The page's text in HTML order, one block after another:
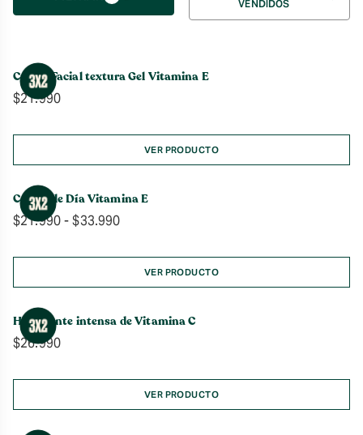
por
VENDIDOS
Crema Facial textura Gel Vitamina E
$21.990
VER PRODUCTO
Crema de Día Vitamina E
$21.990- $33.990Rango
precios:
desde
$21.990
$33.990
VER PRODUCTO
Hidratante intensa de Vitamina C
$26.990
VER PRODUCTO